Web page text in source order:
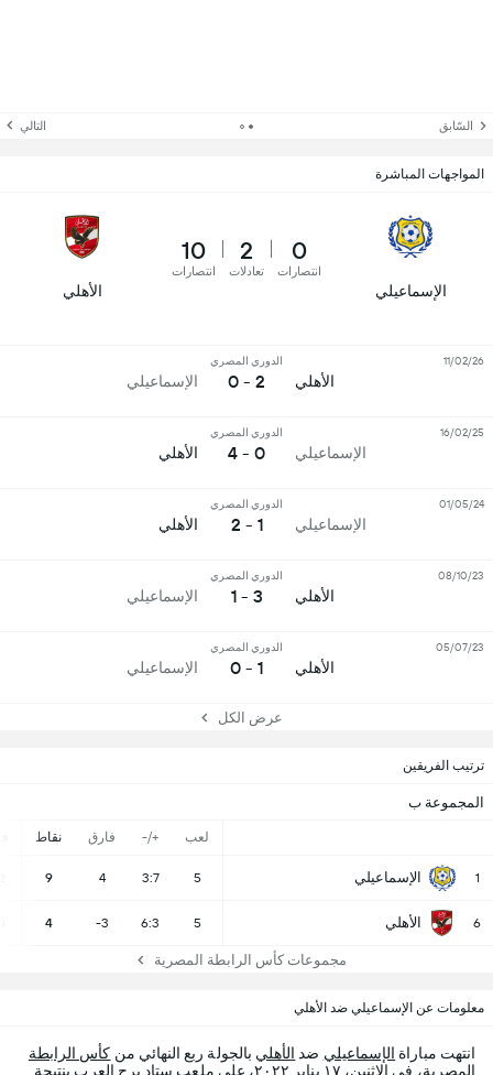
ترتيب الفريقين
المجموعة ب
لعب +/- فارق نقاط
1 الإسماعيلي 5
3:7
4
9
6 الأهلي 5
6:3
-3
4
مجموعات كأس الرابطة المصرية
السّابق التالي
المواجهات المباشرة
الإسماعيلي
0
انتصارات
2
تعادلات
10
انتصارات
الأهلي
الأهلي
الدوري المصري
2 - 0 الإسماعيلي
11/02/26
الإسماعيلي
الدوري المصري
0 - 4 الأهلي
16/02/25
الإسماعيلي
الدوري المصري
1 - 2 الأهلي
01/05/24
الأهلي
الدوري المصري
3 - 1 الإسماعيلي
08/10/23
الأهلي
الدوري المصري
1 - 0 الإسماعيلي
05/07/23
عرض الكل
معلومات عن الإسماعيلي ضد الأهلي
انتهت مباراة الإسماعيلي ضد الأهلي بالجولة ربع النهائي من كأس الرابطة
المصرية
، في الاثنين، ١٧ يناير ٢٠٢٢، على ملعب ستاد برج العرب بنتيجة